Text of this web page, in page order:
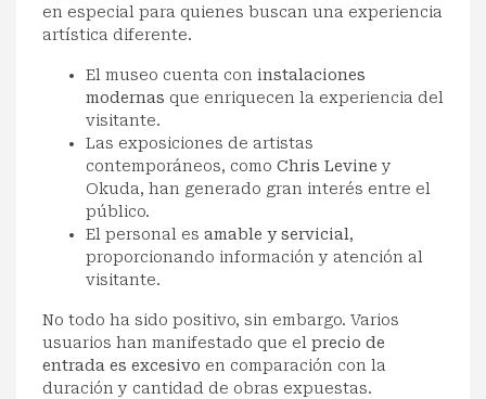
en especial para quienes buscan una experiencia
artística diferente.
El museo cuenta con instalaciones
modernas que enriquecen la experiencia del
visitante.
Las exposiciones de artistas
contemporáneos, como Chris Levine y
Okuda, han generado gran interés entre el
público.
El personal es amable y servicial,
proporcionando información y atención al
visitante.
No todo ha sido positivo, sin embargo. Varios
usuarios han manifestado que el precio de
entrada es excesivo en comparación con la
duración y cantidad de obras expuestas.